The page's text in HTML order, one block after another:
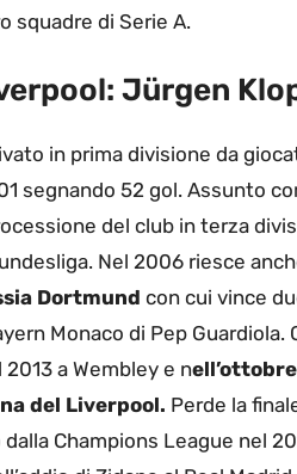
squadre di Serie A.
Jürgen
in prima divisione da
segnando 52 gol. Assunto
del club in terza
Nel 2006 riesce
Dortmund con cui vince
Monaco di Pep
a Wembley e n
del Liverpool. Perde la
dalla Champions League nel